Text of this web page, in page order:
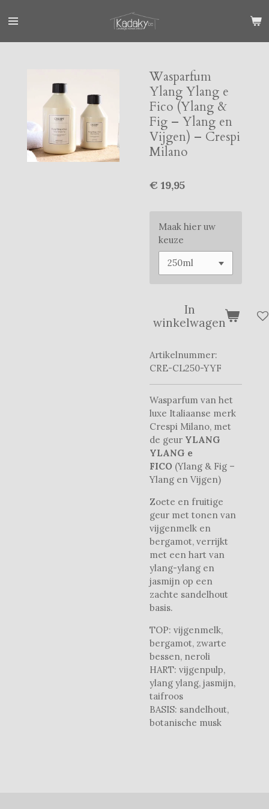
direct
Wasparfum
Ylang Ylang e
Fico (Ylang &
Fig – Ylang en
Vijgen) – Crespi
Milano
€ 19,95
Maak hier uw
keuze
In
winkelwagen
Artikelnummer:
CRE-CL250-YYF
Wasparfum van het
luxe Italiaanse merk
Crespi Milano, met
de geur YLANG
YLANG e
FICO (Ylang & Fig –
Ylang en Vijgen)
Zoete en fruitige
geur met tonen van
vijgenmelk en
bergamot, verrijkt
met een hart van
ylang-ylang en
jasmijn op een
zachte sandelhout
basis.
TOP: vijgenmelk,
bergamot, zwarte
bessen, neroli
HART: vijgenpulp,
ylang ylang, jasmijn,
taifroos
BASIS: sandelhout,
botanische musk